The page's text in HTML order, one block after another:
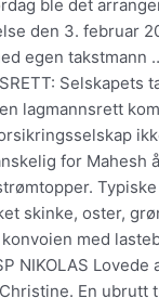
ble det
den 3. februar
egen takstmann
lagmannsrett
for Mahesh
skinke, oster,
med
NIKOLAS
En ubrutt